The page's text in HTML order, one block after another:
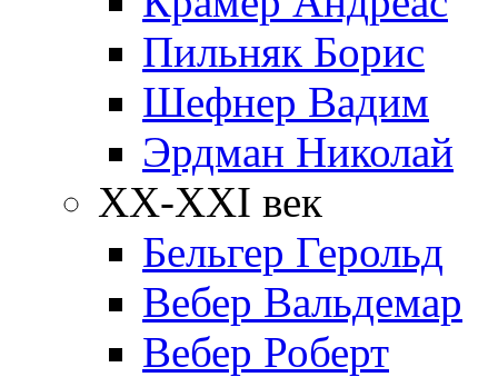
Пильняк Борис
Шефнер Вадим
Эрдман Николай
ХХ-XXI век
Бельгер Герольд
Вебер Вальдемар
Вебер Роберт